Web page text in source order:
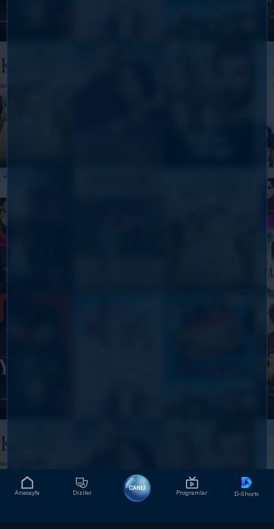
Anasayfa Diziler
CANLI
Programlar D-Shorts